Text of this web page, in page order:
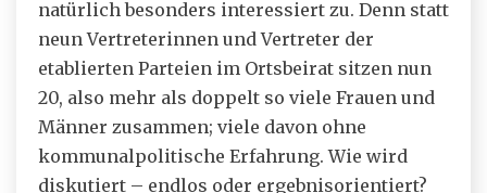
natürlich besonders interessiert zu. Denn statt
neun Vertreterinnen und Vertreter der
etablierten Parteien im Ortsbeirat sitzen nun
20, also mehr als doppelt so viele Frauen und
Männer zusammen; viele davon ohne
kommunalpolitische Erfahrung. Wie wird
diskutiert – endlos oder ergebnisorientiert?